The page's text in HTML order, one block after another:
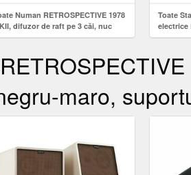
Numan RETROSPECTIVE 1978
difuzor de raft pe 3 căi, nuc
capac în culoarea maro
Toate
electrice
kW,
maro,